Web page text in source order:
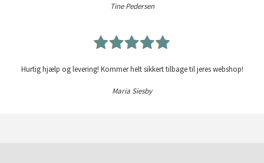
Tine Pedersen
Hurtig hjælp og levering! Kommer helt sikkert tilbage til jeres webshop!
Maria Siesby